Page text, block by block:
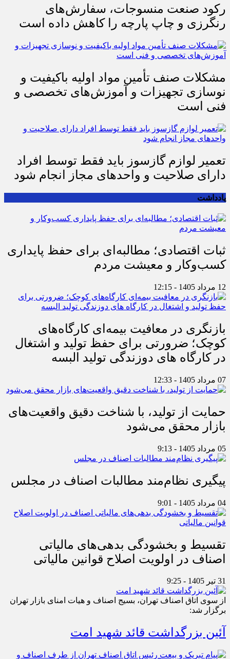
رکود صنعت منسوجات، سفارش‌های
رنگرزی و چاپ پارچه را کاهش داده است
مشکلات صنف تأمین مواد اولیه باکیفیت و
نوسازی تجهیزات و آموزش‌های تخصصی و
فنی است
تعمیر لوازم گازسوز باید فقط توسط افراد
دارای صلاحیت و واحدهای مجاز انجام شود
یادداشت
ثبات اقتصادی؛ مطالبه‌ای برای حفظ پایداری
کسب‌وکار و معیشت مردم
12 مرداد 1405 - 12:15
بازنگری در معافیت بیمه‌ای کارگاه‌های
کوچک؛ ضرورتی برای حفظ تولید و اشتغال
در کارگاه های دوزندگی تولید البسه
07 مرداد 1405 - 12:33
حمایت از تولید، با شناخت دقیق واقعیت‌های
بازار محقق می‌شود
05 مرداد 1405 - 9:13
پیگیری نظام‌مند مطالبات اصناف در مجلس
04 مرداد 1405 - 9:01
تقسیط و بخشودگی بدهی‌های مالیاتی
اصناف در اولویت اصلاح قوانین مالیاتی
31 تیر 1405 - 9:25
از سوی اتاق اصناف تهران، بسیج اصناف و هیات امنای بازار تهران
برگزار شد:
آئین بزرگداشت قائد شهید امت